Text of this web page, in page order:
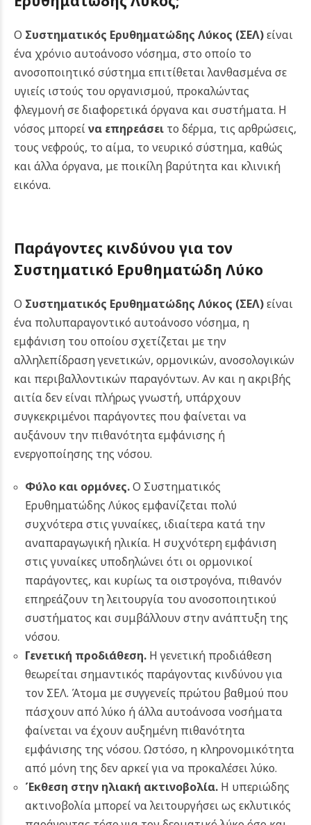
Ο Συστηματικός Ερυθηματώδης Λύκος (ΣΕΛ)είναι
ένα χρόνιο αυτοάνοσο νόσημα, στο οποίο το
ανοσοποιητικό σύστημα επιτίθεται λανθασμένα σε
υγιείς ιστούς του οργανισμού, προκαλώντας
φλεγμονή σε διαφορετικά όργανα και συστήματα. Η
νόσος μπορείνα επηρεάσει το δέρμα, τις αρθρώσεις,
τους νεφρούς, το αίμα, το νευρικό σύστημα, καθώς
και άλλα όργανα, με ποικίλη βαρύτητα και κλινική
εικόνα.
Παράγοντες κινδύνου για τον
Συστηματικό Ερυθηματώδη Λύκο
Ο Συστηματικός Ερυθηματώδης Λύκος (ΣΕΛ)είναι
ένα πολυπαραγοντικό αυτοάνοσο νόσημα, η
εμφάνιση του οποίου σχετίζεται με την
αλληλεπίδραση γενετικών, ορμονικών, ανοσολογικών
και περιβαλλοντικών παραγόντων. Αν και η ακριβής
αιτία δεν είναι πλήρως γνωστή, υπάρχουν
συγκεκριμένοι παράγοντες που φαίνεται να
αυξάνουν την πιθανότητα εμφάνισης ή
ενεργοποίησης της νόσου.
Φύλο και ορμόνες.Ο Συστηματικός
Ερυθηματώδης Λύκος εμφανίζεται πολύ
συχνότερα στις γυναίκες, ιδιαίτερα κατά την
αναπαραγωγική ηλικία. Η συχνότερη εμφάνιση
στις γυναίκες υποδηλώνει ότι οι ορμονικοί
παράγοντες, και κυρίως τα οιστρογόνα, πιθανόν
επηρεάζουν τη λειτουργία του ανοσοποιητικού
συστήματος και συμβάλλουν στην ανάπτυξη της
νόσου.
Γενετική προδιάθεση.Η γενετική προδιάθεση
θεωρείται σημαντικός παράγοντας κινδύνου για
τον ΣΕΛ. Άτομα με συγγενείς πρώτου βαθμού που
πάσχουν από λύκο ή άλλα αυτοάνοσα νοσήματα
φαίνεται να έχουν αυξημένη πιθανότητα
εμφάνισης της νόσου. Ωστόσο, η κληρονομικότητα
από μόνη της δεν αρκεί για να προκαλέσει λύκο.
Έκθεση στην ηλιακή ακτινοβολία.Η υπεριώδης
ακτινοβολία μπορεί να λειτουργήσει ως εκλυτικός